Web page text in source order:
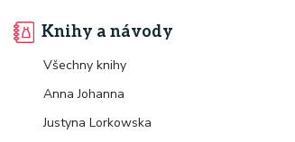
Knihy a návody
Všechny knihy
Anna Johanna
Justyna Lorkowska